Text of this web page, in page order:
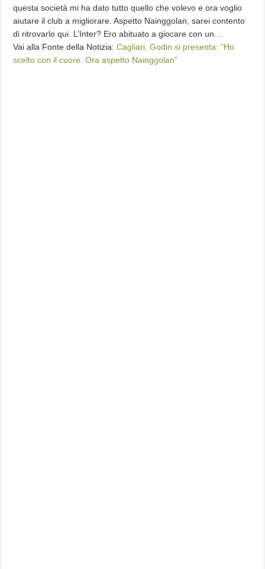
questa società mi ha dato tutto quello che volevo e ora voglio
aiutare il club a migliorare. Aspetto Nainggolan, sarei contento
di ritrovarlo qui. L’Inter? Ero abituato a giocare con un…
Vai alla Fonte della Notizia:Cagliari, Godin si presenta: “Ho
scelto con il cuore. Ora aspetto Nainggolan”